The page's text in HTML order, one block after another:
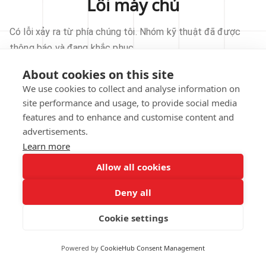
About cookies on this site
We use cookies to collect and analyse information on
site performance and usage, to provide social media
features and to enhance and customise content and
advertisements.
Learn more
Allow all cookies
Deny all
Cookie settings
Powered by CookieHub Consent Management
Lỗi máy chủ
Có lỗi xảy ra từ phía chúng tôi. Nhóm kỹ thuật đã được
thông báo và đang khắc phục.
THỬ LẠI
VỀ TRANG CHỦ
notified.